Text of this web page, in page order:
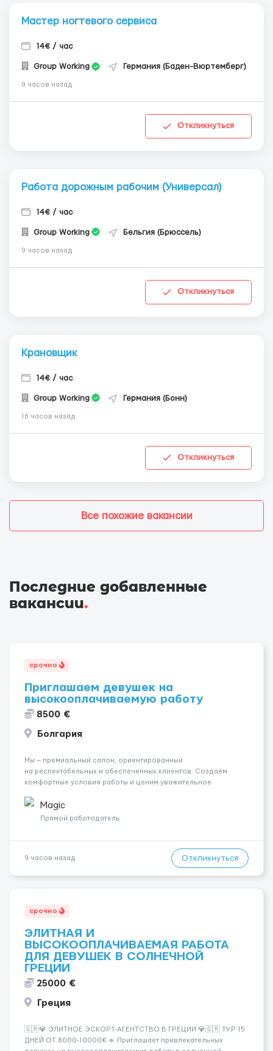
Мастер ногтевого сервиса
14€ / час
Group Working Германия (Баден-Вюртемберг)
9 часов назад
Откликнуться
Работа дорожным рабочим (Универсал)
14€ / час
Group Working Бельгия (Брюссель)
9 часов назад
Откликнуться
Крановщик
14€ / час
Group Working Германия (Бонн)
16 часов назад
Откликнуться
Все похожие вакансии
Последние добавленные
вакансии.
срочно
Приглашаем девушек на
высокооплачиваемую работу
8500 €
Болгария
Мы — премиальный салон, ориентированный
на респектабельных и обеспеченных клиентов. Создаём
комфортные условия работы и ценим уважительное
💎 Высокий доход — от 2000 € в неделю и выше 💎 Честная
сис...
Magic
Прямой работодатель
9 часов назад Откликнуться
срочно
ЭЛИТНАЯ И
ВЫСОКООПЛАЧИВАЕМАЯ РАБОТА
ДЛЯ ДЕВУШЕК В СОЛНЕЧНОЙ
ГРЕЦИИ
25000 €
Греция
🇬🇷💎 ЭЛИТНОЕ ЭСКОРТ-АГЕНТСТВО В ГРЕЦИИ 💎🇬🇷 ТУР 15
ДНЕЙ ОТ 8000-10000€ 🔹 Приглашает привлекательных